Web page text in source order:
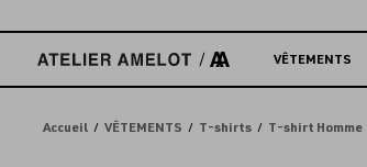
directement
contenu
VÊTEMENTS
Accueil VÊTEMENTS T-shirts T-shirt Homme